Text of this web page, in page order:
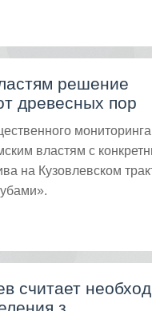
решение
древесных пор
властям с
на Кузовлевском
считает
з